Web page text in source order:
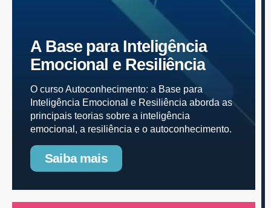
A Base para Inteligência
Emocional e Resiliência
O curso Autoconhecimento: a Base para
Inteligência Emocional e Resiliência aborda as
principais teorias sobre a inteligência
emocional, a resiliência e o autoconhecimento.
Saiba mais